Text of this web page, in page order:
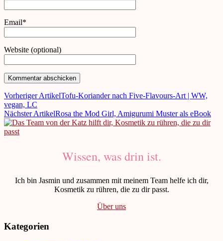
Email*
Website (optional)
Vorheriger ArtikelTofu-Koriander nach Five-Flavours-Art | WW,
vegan, LC
Nächster ArtikelRosa the Mod Girl, Amigurumi Muster als eBook
Wissen, was drin ist.
Ich bin Jasmin und zusammen mit meinem Team helfe ich dir,
Kosmetik zu rühren, die zu dir passt.
Über uns
Kategorien